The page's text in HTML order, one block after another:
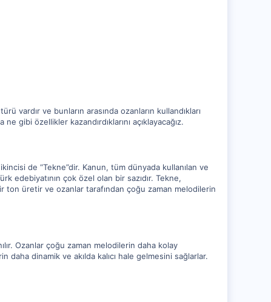
vardır ve bunların arasında ozanların kullandıkları
gibi özellikler kazandırdıklarını açıklayacağız.
de “Tekne”dir. Kanun, tüm dünyada kullanılan ve
edebiyatının çok özel olan bir sazıdır. Tekne,
üretir ve ozanlar tarafından çoğu zaman melodilerin
Ozanlar çoğu zaman melodilerin daha kolay
daha dinamik ve akılda kalıcı hale gelmesini sağlarlar.